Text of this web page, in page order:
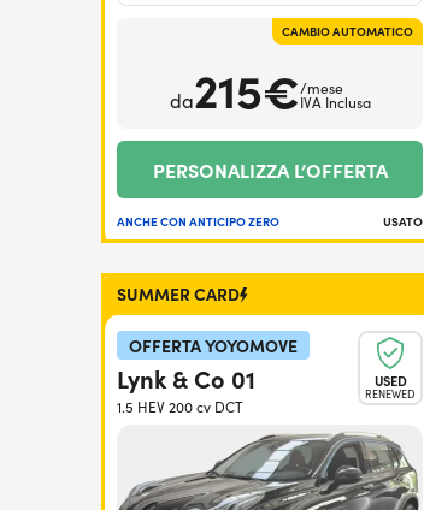
CAMBIO AUTOMATICO
da215€/mese
IVA Inclusa
PERSONALIZZA L’OFFERTA
ANCHE CON ANTICIPO ZERO USATO
SUMMER CARD
OFFERTA YOYOMOVE
USED
RENEWED
Lynk & Co 01
1.5 HEV 200 cv DCT